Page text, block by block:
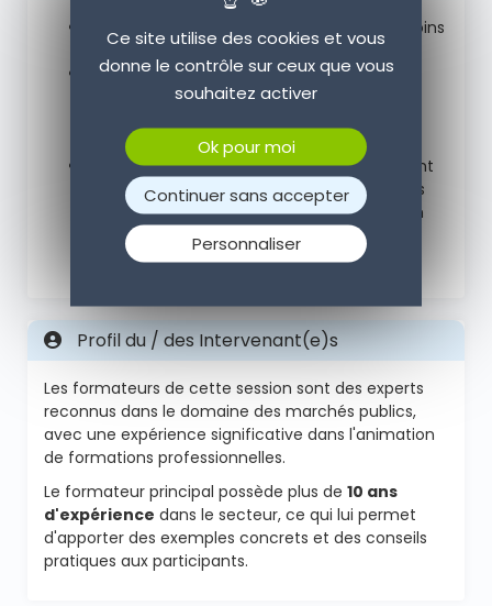
En amont de la formation : recueil des besoins
et auto-positionnement invidivuel,
Tout au long de la formation : évaluation
continue des acquis avec des questions
pratiques ou mises en situation...
En fin de la formation : auto-positionnement
et évaluation individuelle des compétences
acquises + un questionnaire de satisfaction
pour juger de la qualité et pertinence du
contenu.
Profil du / des Intervenant(e)s
Les formateurs de cette session sont des experts
reconnus dans le domaine des marchés publics,
avec une expérience significative dans l'animation
de formations professionnelles.
Le formateur principal possède plus de 10 ans
d'expérience dans le secteur, ce qui lui permet
d'apporter des exemples concrets et des conseils
pratiques aux participants.
Ce site utilise des cookies et vous
donne le contrôle sur ceux que vous
souhaitez activer
Ok pour moi
Continuer sans accepter
Personnaliser